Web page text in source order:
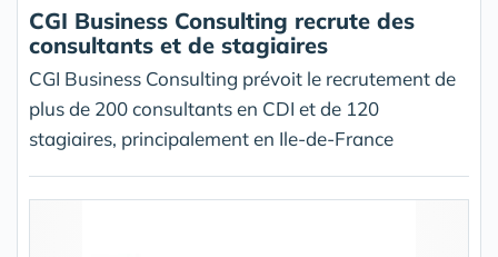
CGI Business Consulting recrute des
consultants et de stagiaires
CGI Business Consulting prévoit le recrutement de
plus de 200 consultants en CDI et de 120
stagiaires, principalement en Ile-de-France